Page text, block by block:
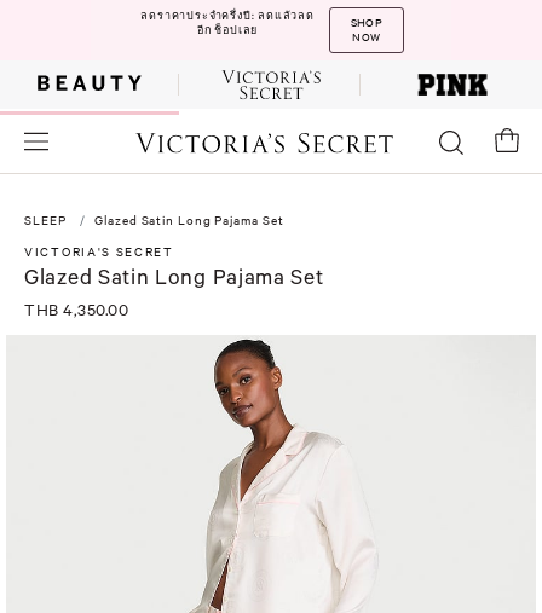
ลดราคาประจำครึ่งปี: ลดแล้วลด
อีก ช็อปเลย
SHOP
NOW
SLEEP
Glazed Satin Long Pajama Set
VICTORIA'S SECRET
Glazed Satin Long Pajama Set
THB 4,350.00